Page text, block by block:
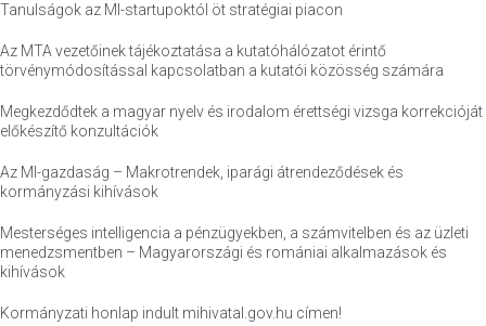
Tanulságok az MI-startupoktól öt stratégiai piacon
Az MTA vezetőinek tájékoztatása a kutatóhálózatot érintő
törvénymódosítással kapcsolatban a kutatói közösség számára
Megkezdődtek a magyar nyelv és irodalom érettségi vizsga korrekcióját
előkészítő konzultációk
Az MI-gazdaság – Makrotrendek, iparági átrendeződések és
kormányzási kihívások
Mesterséges intelligencia a pénzügyekben, a számvitelben és az üzleti
menedzsmentben – Magyarországi és romániai alkalmazások és
kihívások
Kormányzati honlap indult mihivatal.gov.hu címen!